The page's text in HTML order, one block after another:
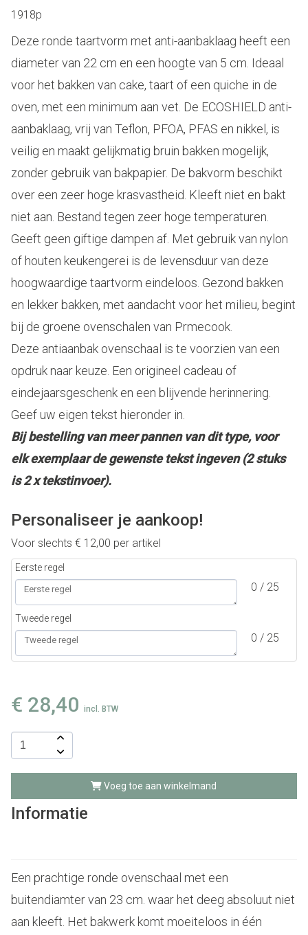
1918p
Deze ronde taartvorm met anti-aanbaklaag heeft een
diameter van 22 cm en een hoogte van 5 cm. Ideaal
voor het bakken van cake, taart of een quiche in de
oven, met een minimum aan vet. De ECOSHIELD anti-
aanbaklaag, vrij van Teflon, PFOA, PFAS en nikkel, is
veilig en maakt gelijkmatig bruin bakken mogelijk,
zonder gebruik van bakpapier. De bakvorm beschikt
over een zeer hoge krasvastheid. Kleeft niet en bakt
niet aan. Bestand tegen zeer hoge temperaturen.
Geeft geen giftige dampen af. Met gebruik van nylon
of houten keukengerei is de levensduur van deze
hoogwaardige taartvorm eindeloos. Gezond bakken
en lekker bakken, met aandacht voor het milieu, begint
bij de groene ovenschalen van Prmecook.
Deze antiaanbak ovenschaal is te voorzien van een
opdruk naar keuze. Een origineel cadeau of
eindejaarsgeschenk en een blijvende herinnering.
Geef uw eigen tekst hieronder in.
Bij bestelling van meer pannen van dit type, voor
elk exemplaar de gewenste tekst ingeven (2 stuks
is 2 x tekstinvoer).
Personaliseer je aankoop!
Voor slechts€ 12,00 per artikel
Eerste regel
0 / 25
Tweede regel
0 / 25
€ 28,40 incl. BTW
Voeg toe aan winkelmand
Informatie
Een prachtige ronde ovenschaal met een
buitendiamter van 23 cm. waar het deeg absoluut niet
aan kleeft. Het bakwerk komt moeiteloos in één